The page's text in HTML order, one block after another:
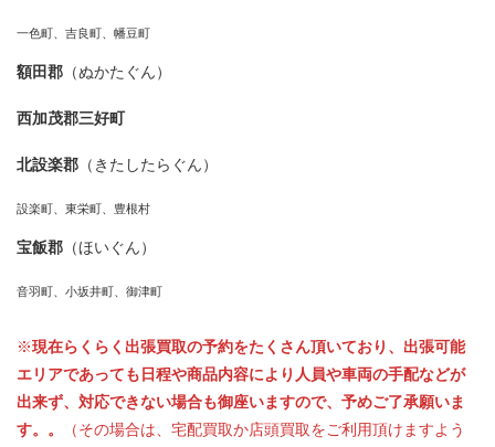
一色町、吉良町、幡豆町
額田郡 （ぬかたぐん）
西加茂郡三好町
北設楽郡 （きたしたらぐん）
設楽町、東栄町、豊根村
宝飯郡 （ほいぐん）
音羽町、小坂井町、御津町
※現在らくらく出張買取の予約をたくさん頂いており、出張可能
エリアであっても日程や商品内容により人員や車両の手配などが
出来ず、対応できない場合も御座いますので、予めご了承願いま
す。。
（その場合は、宅配買取か店頭買取をご利用頂けますよう